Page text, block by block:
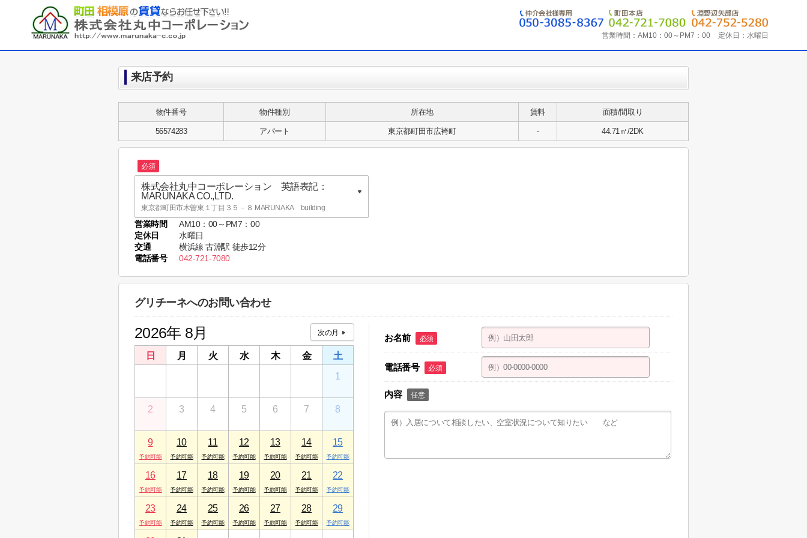
営業時間： AM10：00～PM7：00 定休日： 水曜日
来店予約
物件番号 物件種別 所在地 賃料 面積/間取り
56574283 アパート 東京都町田市広袴町 - 44.71㎡/2DK
必須
株式会社丸中コーポレーション 英語表記：
MARUNAKA CO.,LTD.
東京都町田市木曽東１丁目３５－８ MARUNAKA building
株式会社丸中コーポレーション 英語表記：
MARUNAKA CO.,LTD.
東京都町田市木曽東１丁目３５－８ MARUNAKA building
神奈川県相模原市中央区矢部４丁目１５－１ ケアパレストミー １F
営業時間
AM10：00～PM7：00
定休日
水曜日
交通
横浜線 古淵駅 徒歩12分
電話番号
042-721-7080
グリチーネへのお問い合わせ
2026年 8月
日 月 火 水 木 金
土
1
2 3 4 5 6 7 8
9 10 11 12 13 14 15
16 17 18 19 20 21 22
23 24 25 26 27 28 29
お名前 必須
電話番号 必須
内容 任意